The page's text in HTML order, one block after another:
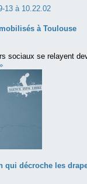
à Toulouse
sociaux se relayent
qui décroche les